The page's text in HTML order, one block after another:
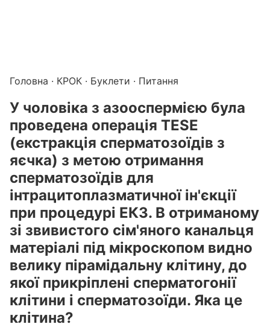
Головна · КРОК · Буклети · Питання
У чоловіка з азооспермією була
проведена операція TESE
(екстракція сперматозоїдів з
яєчка) з метою отримання
сперматозоїдів для
інтрацитоплазматичної ін'єкції
при процедурі ЕКЗ. В отриманому
зі звивистого сім'яного канальця
матеріалі під мікроскопом видно
велику пірамідальну клітину, до
якої прикріплені сперматогонії
клітини і сперматозоїди. Яка це
клітина?